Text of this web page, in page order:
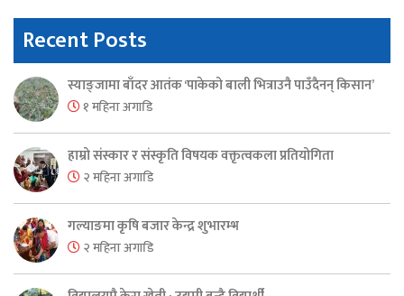
Recent Posts
स्याङ्जामा बाँदर आतंक ‘पाकेको बाली भित्राउनै पाउँदैनन् किसान’
१ महिना अगाडि
हाम्रो संस्कार र संस्कृति विषयक वक्तृत्वकला प्रतियोगिता
२ महिना अगाडि
गल्याङमा कृषि बजार केन्द्र शुभारम्भ
२ महिना अगाडि